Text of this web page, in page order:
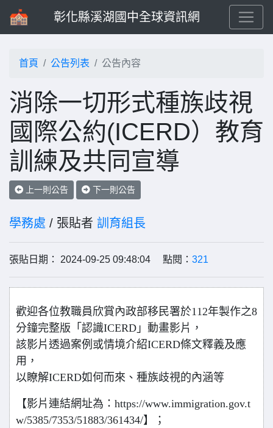
彰化縣溪湖國中全球資訊網
首頁 公告列表 公告內容
消除一切形式種族歧視
國際公約(ICERD）教育
訓練及共同宣導
上一則公告 下一則公告
學務處 / 張貼者 訓育組長
張貼日期： 2024-09-25 09:48:04 點閱： 321
歡迎各位教職員欣賞內政部移民署於112年製作之8
分鐘完整版「認識ICERD」動畫影片，
該影片透過案例或情境介紹ICERD條文釋義及應
用，
以瞭解ICERD如何而來、種族歧視的內涵等
【影片連結網址為：https://www.immigration.gov.t
w/5385/7353/51883/361434/】；